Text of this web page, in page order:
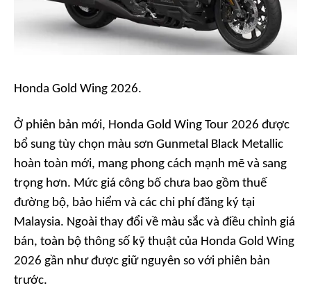
Honda Gold Wing 2026.
Ở phiên bản mới, Honda Gold Wing Tour 2026 được
bổ sung tùy chọn màu sơn Gunmetal Black Metallic
hoàn toàn mới, mang phong cách mạnh mẽ và sang
trọng hơn. Mức giá công bố chưa bao gồm thuế
đường bộ, bảo hiểm và các chi phí đăng ký tại
Malaysia. Ngoài thay đổi về màu sắc và điều chỉnh giá
bán, toàn bộ thông số kỹ thuật của Honda Gold Wing
2026 gần như được giữ nguyên so với phiên bản
trước.